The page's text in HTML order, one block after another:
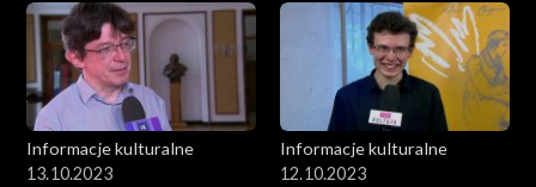
Informacje kulturalne
13.10.2023
Informacje kulturalne
12.10.2023